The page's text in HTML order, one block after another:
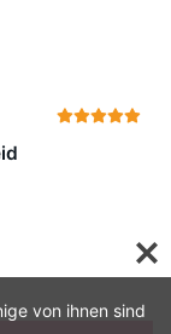
von ihnen sind